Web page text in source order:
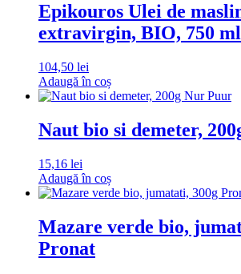
Epikouros Ulei de
extravirgin, BIO, 750 ml
104,50 lei
Adaugă în coș
Naut bio si demeter,
15,16 lei
Adaugă în coș
Mazare verde bio,
Pronat